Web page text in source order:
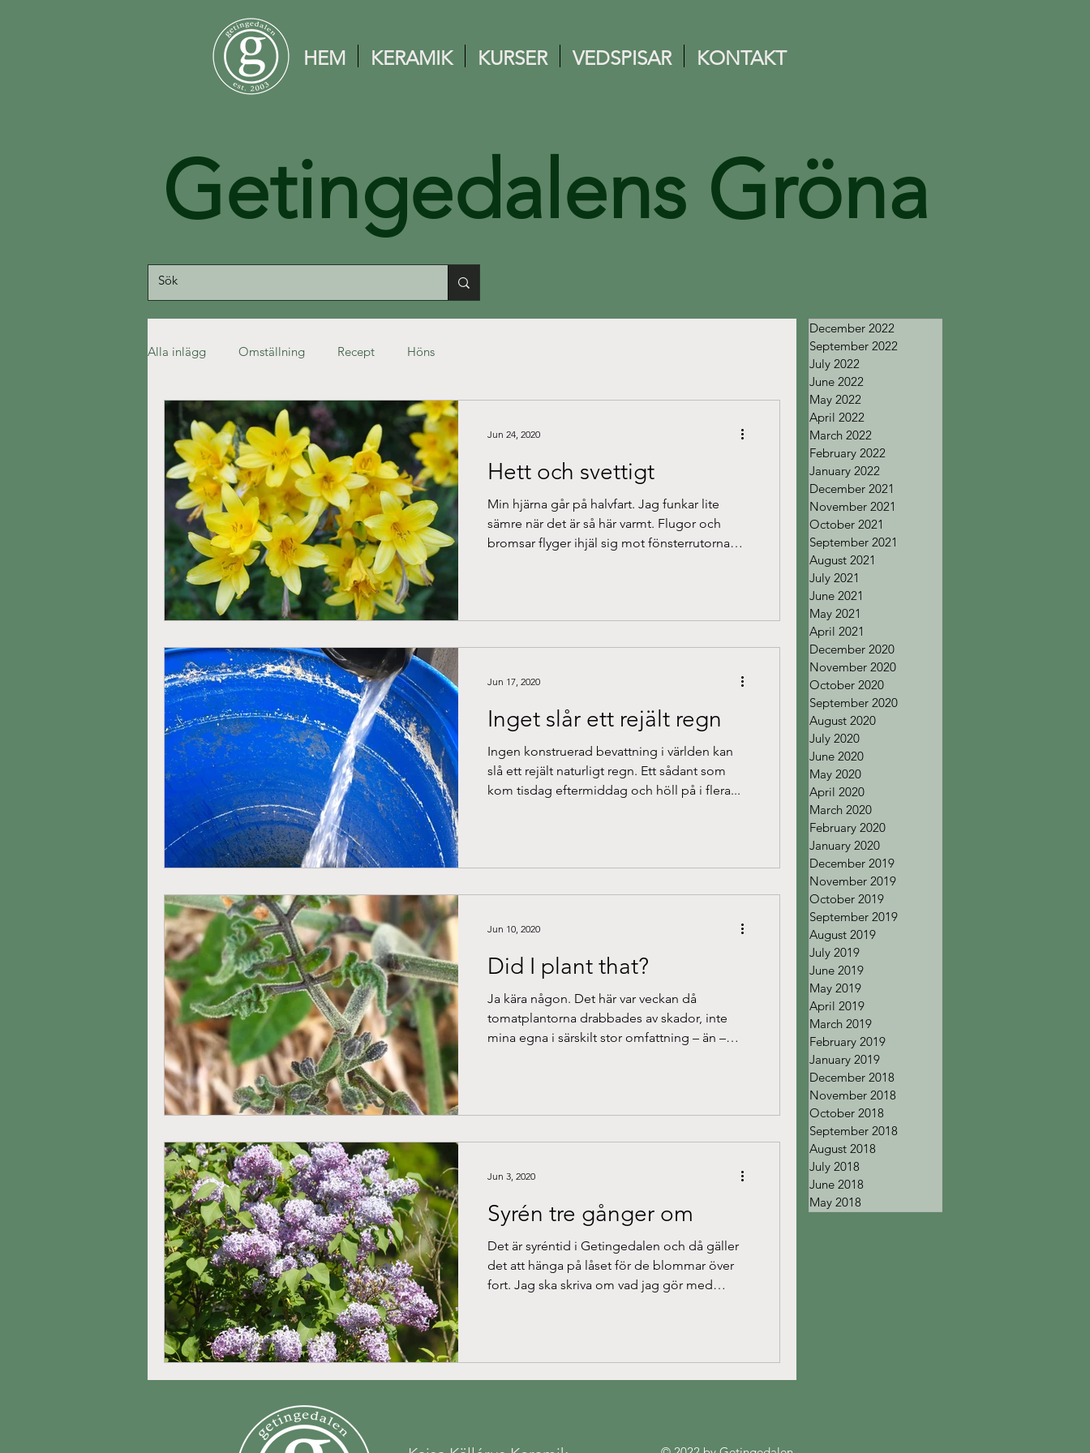
HEM KERAMIK KURSER VEDSPISAR KONTAKT
Getingedalens Gröna
Alla inlägg Omställning Recept Höns
Hett och svettigt
Min hjärna går på halvfart. Jag funkar lite
sämre när det är så här varmt. Flugor och
bromsar flyger ihjäl sig mot fönsterrutorna
Jun 24, 2020
Inget slår ett rejält regn
Ingen konstruerad bevattning i världen kan
slå ett rejält naturligt regn. Ett sådant som
kom tisdag eftermiddag och höll på i flera...
Jun 17, 2020
Did I plant that?
Ja kära någon. Det här var veckan då
tomatplantorna drabbades av skador, inte
mina egna i särskilt stor omfattning – än –
Jun 10, 2020
Syrén tre gånger om
Det är syréntid i Getingedalen och då gäller
det att hänga på låset för de blommar över
fort. Jag ska skriva om vad jag gör med
Jun 3, 2020
December 2022
September 2022
July 2022
June 2022
May 2022
April 2022
March 2022
February 2022
January 2022
December 2021
November 2021
October 2021
September 2021
August 2021
July 2021
June 2021
May 2021
April 2021
December 2020
November 2020
October 2020
September 2020
August 2020
July 2020
June 2020
May 2020
April 2020
March 2020
February 2020
January 2020
December 2019
November 2019
October 2019
September 2019
August 2019
July 2019
June 2019
May 2019
April 2019
March 2019
February 2019
January 2019
December 2018
November 2018
October 2018
September 2018
August 2018
July 2018
June 2018
May 2018